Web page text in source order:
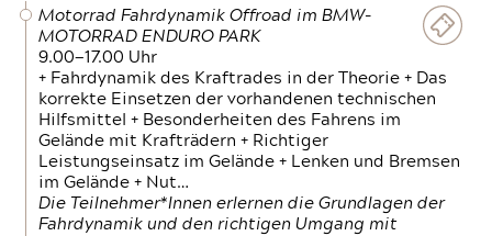
Motorrad Fahrdynamik Offroad im BMW-
MOTORRAD ENDURO PARK
9.00—17.00 Uhr
+ Fahrdynamik des Kraftrades in der Theorie + Das
korrekte Einsetzen der vorhandenen technischen
Hilfsmittel + Besonderheiten des Fahrens im
Gelände mit Krafträdern + Richtiger
Leistungseinsatz im Gelände + Lenken und Bremsen
im Gelände + Nut…
Die Teilnehmer*Innen erlernen die Grundlagen der
Fahrdynamik und den richtigen Umgang mit